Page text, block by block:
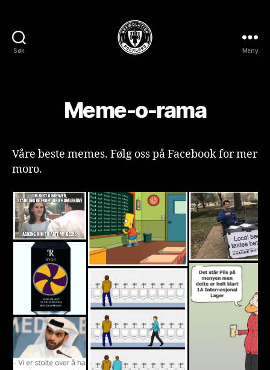
Søk Meny
Meme-o-rama
Våre beste memes. Følg oss på Facebook for mer
moro.